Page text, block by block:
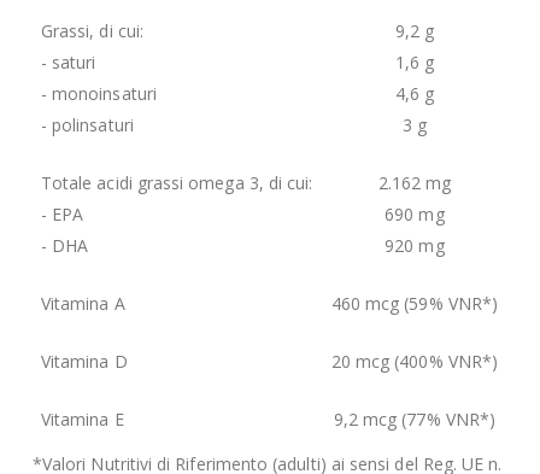
Grassi, di cui:
- saturi
- monoinsaturi
- polinsaturi
9,2 g
1,6 g
4,6 g
3 g
Totale acidi grassi omega 3, di cui:
- EPA
- DHA
2.162 mg
690 mg
920 mg
Vitamina A 460 mcg (59% VNR*)
Vitamina D 20 mcg (400% VNR*)
Vitamina E
9,2 mcg (77% VNR*)
*Valori Nutritivi di Riferimento (adulti) ai sensi del Reg. UE n.